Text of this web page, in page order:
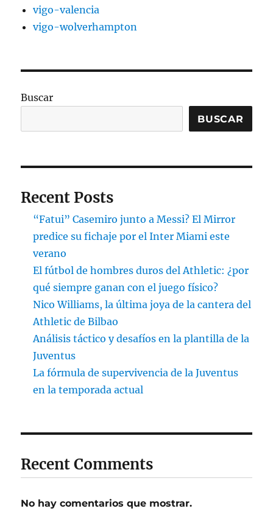
vigo-valencia
vigo-wolverhampton
Buscar
BUSCAR
Recent Posts
“Fatui” Casemiro junto a Messi? El Mirror
predice su fichaje por el Inter Miami este
verano
El fútbol de hombres duros del Athletic: ¿por
qué siempre ganan con el juego físico?
Nico Williams, la última joya de la cantera del
Athletic de Bilbao
Análisis táctico y desafíos en la plantilla de la
Juventus
La fórmula de supervivencia de la Juventus
en la temporada actual
Recent Comments
No hay comentarios que mostrar.